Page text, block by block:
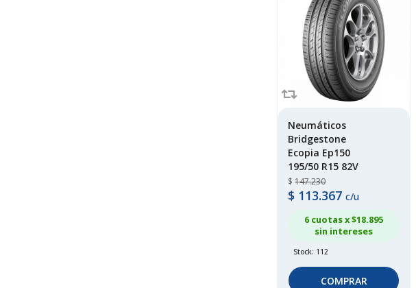
Neumáticos
Bridgestone
Ecopia Ep150
195/50 R15 82V
$ 147.230
$ 113.367 c/u
6 cuotas x $18.895
sin intereses
Stock: 112
COMPRAR